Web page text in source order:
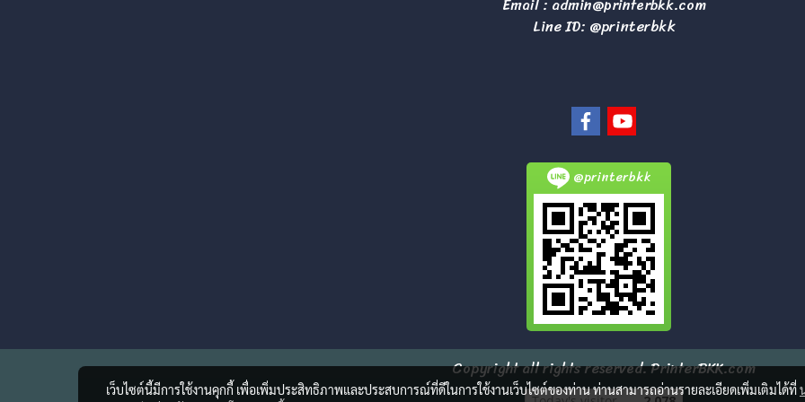
Line ID: @printerbkk
@printerbkk
Copyright all rights reserved. PrinterBKK.com
เว็บไซต์นี้มีการใช้งานคุกกี้ เพื่อเพิ่มประสิทธิภาพและประสบการณ์ที่ดีในการใช้งานเว็บไซต์ของท่าน ท่านสามารถอ่านรายละเอียดเพิ่มเติมได้ที่